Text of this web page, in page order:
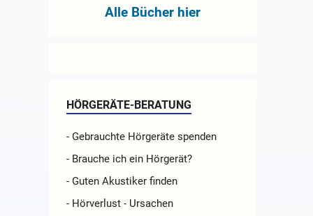
Alle Bücher hier
HÖRGERÄTE-BERATUNG
- Gebrauchte Hörgeräte spenden
- Brauche ich ein Hörgerät?
- Guten Akustiker finden
- Hörverlust - Ursachen